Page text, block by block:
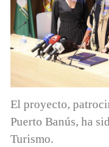
El proyecto,
Puerto Banús, ha
Turismo.